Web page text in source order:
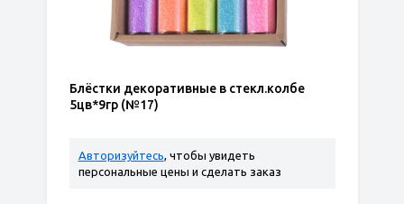
Блёстки декоративные в стекл.колбе
5цв*9гр (№17)
Авторизуйтесь, чтобы увидеть
персональные цены и сделать заказ